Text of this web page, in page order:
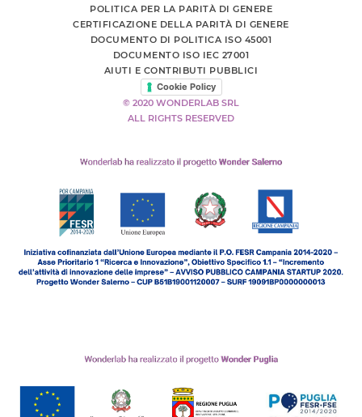
POLITICA PER LA PARITÀ DI GENERE
CERTIFICAZIONE DELLA PARITÀ DI GENERE
DOCUMENTO DI POLITICA ISO 45001
DOCUMENTO ISO IEC 27001
AIUTI E CONTRIBUTI PUBBLICI
Cookie Policy
© 2020 WONDERLAB SRL
ALL RIGHTS RESERVED